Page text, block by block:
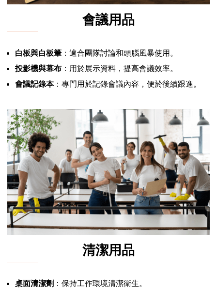
會議用品
白板與白板筆 ：適合團隊討論和頭腦風暴使用。
投影機與幕布 ：用於展示資料，提高會議效率。
會議記錄本：專門用於記錄會議內容，便於後續跟進。
清潔用品
桌面清潔劑 ：保持工作環境清潔衛生。